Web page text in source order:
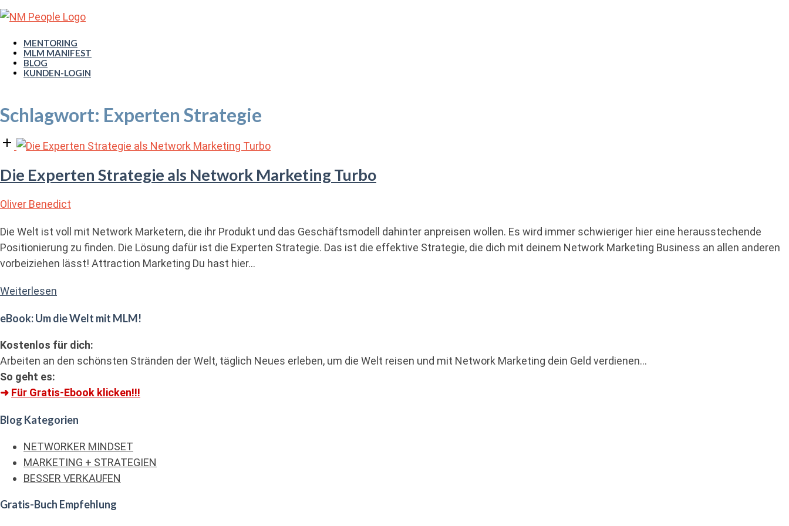
Skip
content
Home
MenuMENTORING
MLM MANIFEST
BLOG
KUNDEN-LOGIN
Schlagwort: Experten Strategie
Open
Die Experten Strategie als Network Marketing Turbo
Oliver Benedict
Die Welt ist voll mit Network Marketern, die ihr Produkt und das Geschäftsmodell dahinter anpreisen wollen. Es wird immer schwieriger hier eine herausstechende
Positionierung zu finden. Die Lösung dafür ist die Experten Strategie. Das ist die effektive Strategie, die dich mit deinem Network Marketing Business an allen anderen
vorbeiziehen lässt! Attraction Marketing Du hast hier...
"Die
Strategie
Network
Marketing
Turbo"
Weiterlesen
eBook: Um die Welt mit MLM!
Kostenlos für dich:
Arbeiten an den schönsten Stränden der Welt, täglich Neues erleben, um die Welt reisen und mit Network Marketing dein Geld verdienen…
So geht es:
➜ Für Gratis-Ebook klicken!!!
Blog Kategorien
NETWORKER MINDSET
MARKETING + STRATEGIEN
BESSER VERKAUFEN
Gratis-Buch Empfehlung